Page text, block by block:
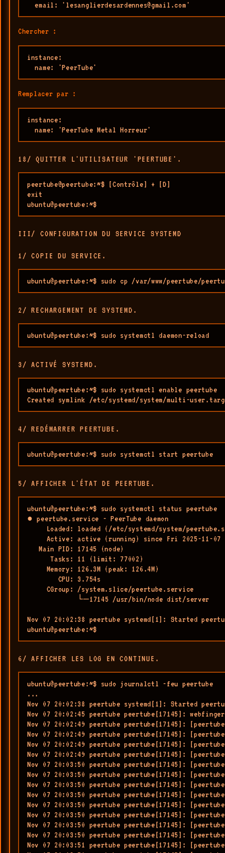
  email: 'lesanglierdesardennes@gmail.com'
Chercher :
instance:
  name: 'PeerTube'
Remplacer par :
instance:
  name: 'PeerTube Metal Horreur'
18/ QUITTER L'UTILISATEUR 'PEERTUBE'.
peertube@peertube:~$ [Contrôle] + [D]
exit
ubuntu@peertube:~$
III/ CONFIGURATION DU SERVICE SYSTEMD
1/ COPIE DU SERVICE.
ubuntu@peertube:~$ sudo cp /var/www/peertube/
2/ RECHARGEMENT DE SYSTEMD.
ubuntu@peertube:~$ sudo systemctl daemon-reload
3/ ACTIVÉ SYSTEMD.
ubuntu@peertube:~$ sudo systemctl enable peertube
Created symlink /etc/systemd/system/multi-
4/ REDÉMARRER PEERTUBE.
ubuntu@peertube:~$ sudo systemctl start peertube
5/ AFFICHER L'ÉTAT DE PEERTUBE.
ubuntu@peertube:~$ sudo systemctl status peertube
● peertube.service - PeerTube daemon
Loaded: loaded (/etc/systemd/system/
Active: active (running) since Fri 2025-11-07
   Main PID: 17145 (node)
      Tasks: 11 (limit: 77002)
     Memory: 126.3M (peak: 126.4M)
        CPU: 3.754s
     CGroup: /system.slice/peertube.service
             └─17145 /usr/bin/node dist/server
Nov 07 20:02:38 peertube systemd[1]: Started
ubuntu@peertube:~$
6/ AFFICHER LES LOG EN CONTINUE.
ubuntu@peertube:~$ sudo journalctl -feu peertube
...
Nov 07 20:02:38 peertube systemd[1]: Started
Nov 07 20:02:45 peertube peertube[17145]:
Nov 07 20:02:49 peertube peertube[17145]:
Nov 07 20:02:49 peertube peertube[17145]:
Nov 07 20:02:49 peertube peertube[17145]:
Nov 07 20:02:49 peertube peertube[17145]:
Nov 07 20:03:50 peertube peertube[17145]:
Nov 07 20:03:50 peertube peertube[17145]:
Nov 07 20:03:50 peertube peertube[17145]:
Nov 07 20:03:50 peertube peertube[17145]:
Nov 07 20:03:50 peertube peertube[17145]:
Nov 07 20:03:50 peertube peertube[17145]:
Nov 07 20:03:50 peertube peertube[17145]:
Nov 07 20:03:50 peertube peertube[17145]:
Nov 07 20:03:51 peertube peertube[17145]: